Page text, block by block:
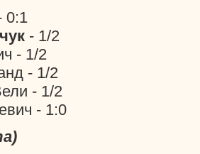
0:1
- 1/2
- 1/2
- 1/2
- 1/2
- 1:0